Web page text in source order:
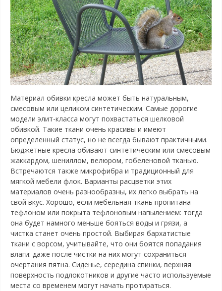
Материал обивки кресла может быть натуральным,
смесовым или целиком синтетическим. Самые дорогие
модели элит-класса могут похвастаться шелковой
обивкой. Такие ткани очень красивы и имеют
определенный статус, но не всегда бывают практичными.
Бюджетные кресла обивают синтетическим или смесовым
жаккардом, шениллом, велюром, гобеленовой тканью.
Встречаются также микрофибра и традиционный для
мягкой мебели флок. Варианты расцветки этих
материалов очень разнообразны, их легко выбрать на
свой вкус. Хорошо, если мебельная ткань пропитана
тефлоном или покрыта тефлоновым напылением: тогда
она будет намного меньше бояться воды и грязи, а
чистка станет очень простой. Выбирая бархатистые
ткани с ворсом, учитывайте, что они боятся попадания
влаги: даже после чистки на них могут сохраниться
очертания пятна. Сиденье, середина спинки, верхняя
поверхность подлокотников и другие часто используемые
места со временем могут начать протираться.